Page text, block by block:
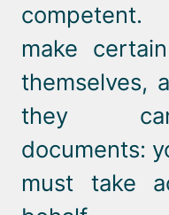
make
themselves,
they
documents:
must take